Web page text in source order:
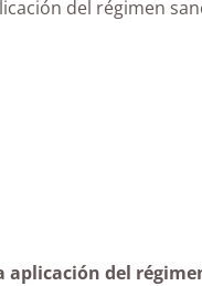
del régimen
del